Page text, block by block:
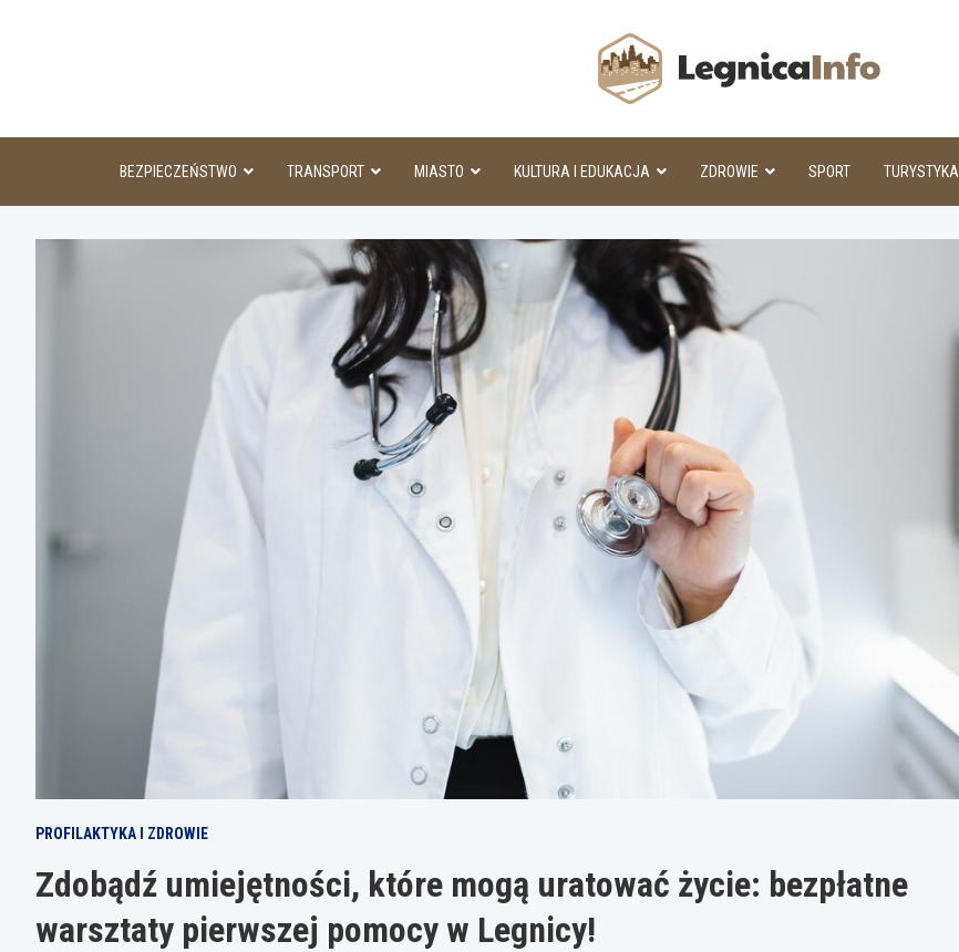
BEZPIECZEŃSTWO TRANSPORT MIASTO KULTURA I EDUKACJA ZDROWIE SPORT TURYSTYKA
PROFILAKTYKA I ZDROWIE
Zdobądź umiejętności, które mogą uratować życie: bezpłatne
warsztaty pierwszej pomocy w Legnicy!